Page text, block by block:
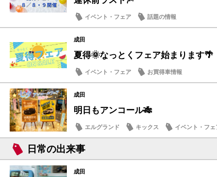
イベント・フェア 話題の情報
成田
夏得🌞なっとくフェア始まります🌴
イベント・フェア お買得車情報
成田
明日もアンコール🎋
エルグランド キックス イベント・フェ
日常の出来事
成田